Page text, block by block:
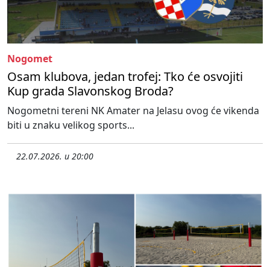
Nogomet
Osam klubova, jedan trofej: Tko će osvojiti
Kup grada Slavonskog Broda?
Nogometni tereni NK Amater na Jelasu ovog će vikenda
biti u znaku velikog sports...
22.07.2026. u 20:00